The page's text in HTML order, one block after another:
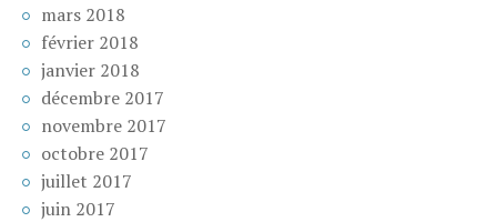
mars 2018
février 2018
janvier 2018
décembre 2017
novembre 2017
octobre 2017
juillet 2017
juin 2017